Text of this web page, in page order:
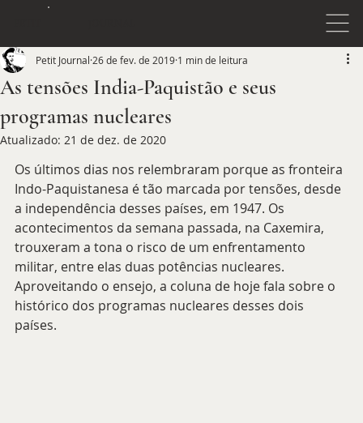
As tensões India-Paquistão e seus
programas nucleares
Petit Journal 26 de fev. de 2019 1 min de leitura
Atualizado: 21 de dez. de 2020
Os últimos dias nos relembraram porque as fronteira
Indo-Paquistanesa é tão marcada por tensões, desde
a independência desses países, em 1947. Os
acontecimentos da semana passada, na Caxemira,
trouxeram a tona o risco de um enfrentamento
militar, entre elas duas potências nucleares.
Aproveitando o ensejo, a coluna de hoje fala sobre o
histórico dos programas nucleares desses dois
países.